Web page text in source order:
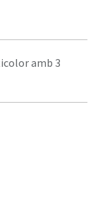
amb 3